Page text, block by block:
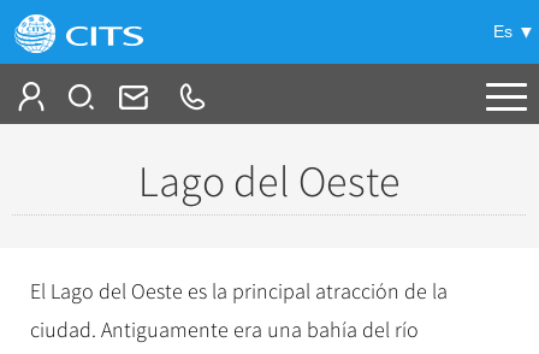
Es
Ofertas
Tour regular
Grupos incentivos & Viaje de negocio
Lago del Oeste
El Lago del Oeste es la principal atracción de la
ciudad. Antiguamente era una bahía del río